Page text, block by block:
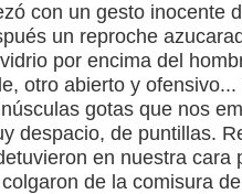
con un gesto inocente
un reproche
por encima del
otro abierto y
gotas que nos
despacio, de puntillas.
en nuestra cara
de la comisura